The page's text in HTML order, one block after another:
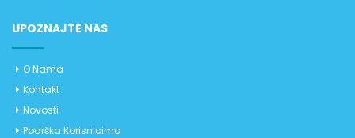
UPOZNAJTE NAS
O Nama
Kontakt
Novosti
Podrška Korisnicima